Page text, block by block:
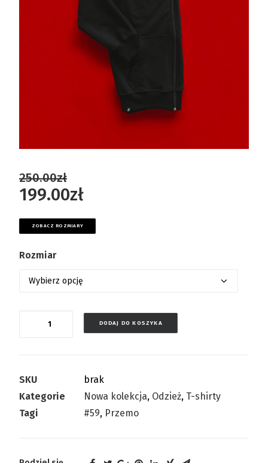
250.00zł
199.00zł
ZOBACZ ROZMIARY
Rozmiar
DODAJ DO KOSZYKA
SKU
brak
Kategorie
Nowa kolekcja, Odzież, T-shirty
Tagi
#59, Przemo